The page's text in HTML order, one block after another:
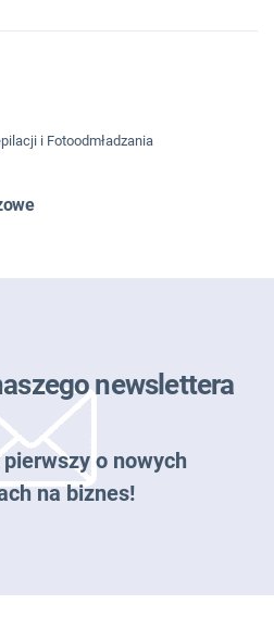
i Fotoodmładzania
newslettera
o nowych
na biznes!